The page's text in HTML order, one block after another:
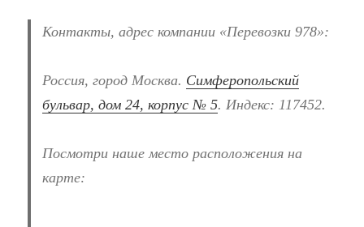
Контакты, адрес компании «Перевозки 978»:
Россия, город Москва. Симферопольский
бульвар, дом 24, корпус № 5. Индекс: 117452.
Посмотри наше место расположения на
карте: